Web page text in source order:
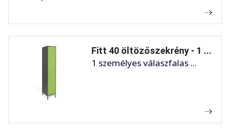
Fitt 40 öltözőszekrény - 1 ...
1 személyes válaszfalas ...